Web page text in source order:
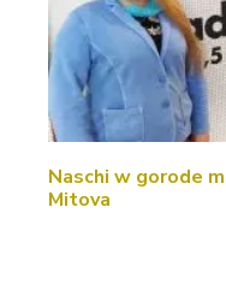
Naschi w gorode
Mitova